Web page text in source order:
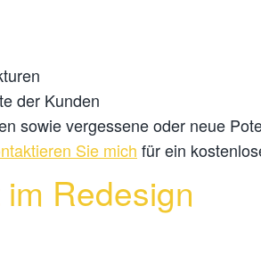
der Kunden
sowie vergessene oder neue
Sie mich für ein
Redesign